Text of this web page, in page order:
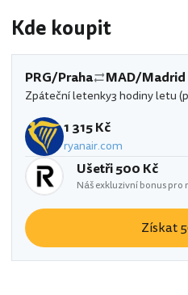
Kde koupit
PRG/Praha MAD/Madrid
Zpáteční letenky3 hodiny letu
1 315 Kč
ryanair.com
Ušetři 500 Kč
Náš exkluzivní bonus pro
Získat